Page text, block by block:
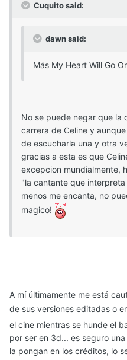
Cuquito said:
dawn said:
Más My Heart Will Go
No se puede negar que la
carrera de Celine y
de escucharla una y otra
gracias a esta es que
excepcion mundialmente,
"la cantante que
menos me encanta, no
magico!
A mí últimamente me está
de sus versiones editadas o
el cine mientras se hunde el
por ser en 3d... es seguro
la pongan en los créditos, lo